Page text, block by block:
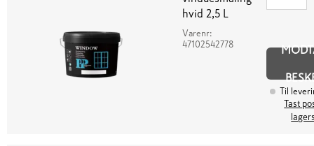
hvid 2,5 L
Varenr:
47102542778
Til
Tast